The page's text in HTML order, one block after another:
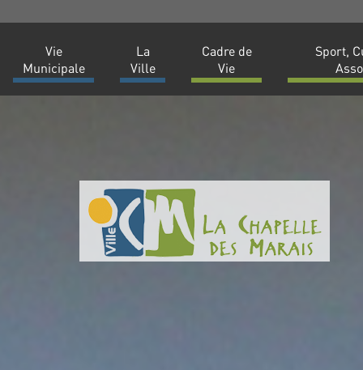
Vie
Municipale
La
Ville
Cadre de
Vie
Sport,